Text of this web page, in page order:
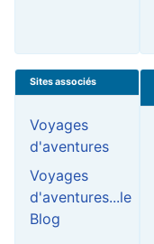
Sites associés
Voyages
d'aventures
Voyages
d'aventures...le
Blog